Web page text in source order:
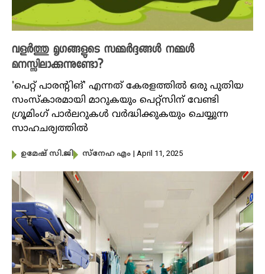
വളർത്തു മൃഗങ്ങളുടെ സമ്മർദ്ദങ്ങൾ നമ്മൾ
മനസ്സിലാക്കുന്നുണ്ടോ?
'പെറ്റ് പാരൻ്റിങ്' എന്നത് കേരളത്തിൽ ഒരു പുതിയ
സംസ്കാരമായി മാറുകയും പെറ്റ്‌സിന് വേണ്ടി
ഗ്രൂമിംഗ് പാർലറുകൾ വർദ്ധിക്കുകയും ചെയ്യുന്ന
സാഹചര്യത്തിൽ
ഉമേഷ് സി.ജി സ്നേഹ എം | April 11, 2025